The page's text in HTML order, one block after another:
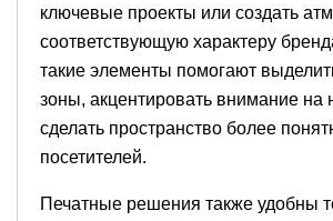
ключевые проекты или создать
соответствующую характеру
такие элементы помогают
зоны, акцентировать внимание на
сделать пространство более
посетителей.
Печатные решения также удобны